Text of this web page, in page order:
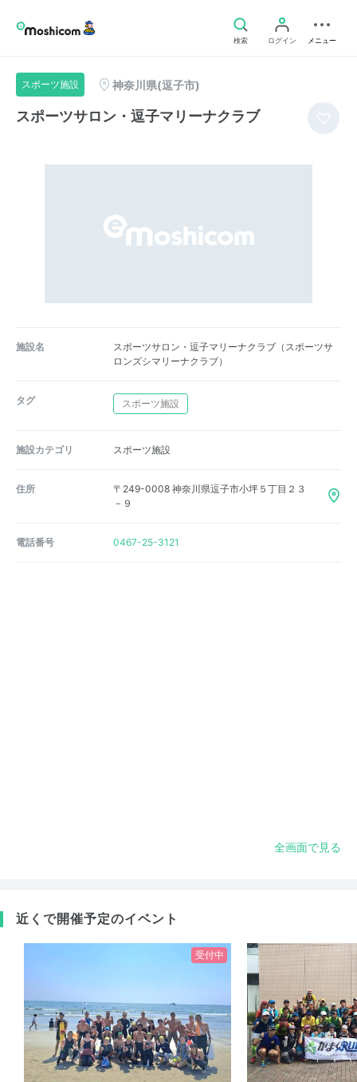
検索 ログイン メニュー
スポーツ施設 神奈川県(逗子市)
スポーツサロン・逗子マリーナクラブ
施設名
スポーツサロン・逗子マリーナクラブ（スポーツサ
ロンズシマリーナクラブ）
タグ スポーツ施設
施設カテゴリ スポーツ施設
住所
〒249-0008 神奈川県逗子市小坪５丁目２３
－９
電話番号 0467-25-3121
全画面で見る
近くで開催予定のイベント
受付中